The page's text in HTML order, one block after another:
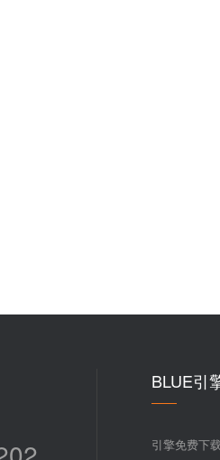
BLUE引
引擎免费下